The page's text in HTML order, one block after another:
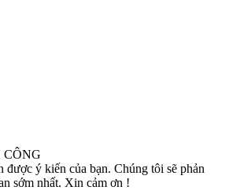
được ý kiến của bạn. Chúng tôi sẽ phản
sớm nhất. Xin cảm ơn !